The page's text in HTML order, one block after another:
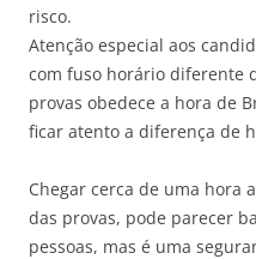
risco.
Atenção especial aos
com fuso horário diferente
provas obedece a hora de
ficar atento a diferença de
Chegar cerca de uma hora
das provas, pode parecer
pessoas, mas é uma